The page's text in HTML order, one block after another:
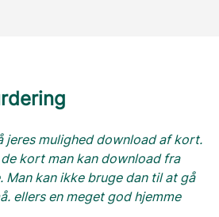
jeres mulighed download af kort.
kort man kan download fra
kan ikke bruge dan til at gå
ellers en meget god hjemme